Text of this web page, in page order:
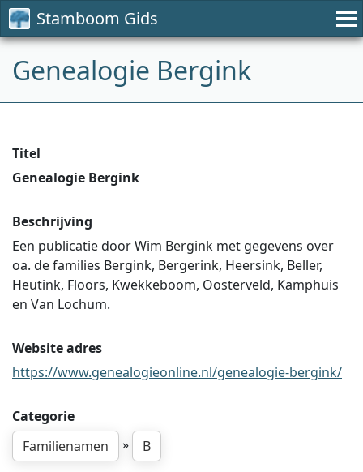
Stamboom Gids
Genealogie Bergink
Titel
Genealogie Bergink
Beschrijving
Een publicatie door Wim Bergink met gegevens over
oa. de families Bergink, Bergerink, Heersink, Beller,
Heutink, Floors, Kwekkeboom, Oosterveld, Kamphuis
en Van Lochum.
Website adres
https://www.genealogieonline.nl/genealogie-bergink/
Categorie
Familienamen
» B